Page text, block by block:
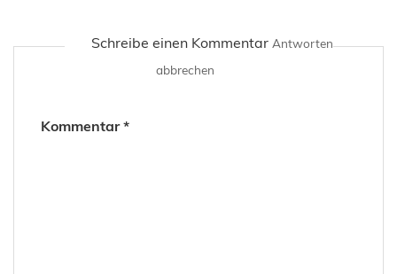
Schreibe einen Kommentar Antworten
abbrechen
Kommentar*